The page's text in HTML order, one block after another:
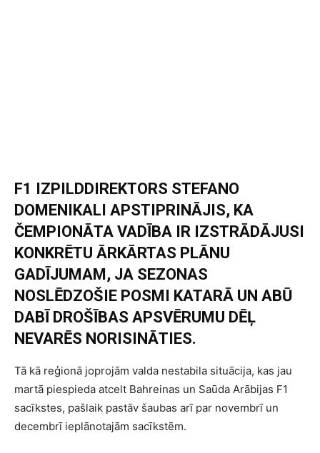
F1 IZPILDDIREKTORS STEFANO
DOMENIKALI APSTIPRINĀJIS, KA
ČEMPIONĀTA VADĪBA IR IZSTRĀDĀJUSI
KONKRĒTU ĀRKĀRTAS PLĀNU
GADĪJUMAM, JA SEZONAS
NOSLĒDZOŠIE POSMI KATARĀ UN ABŪ
DABĪ DROŠĪBAS APSVĒRUMU DĒĻ
NEVARĒS NORISINĀTIES.
Tā kā reģionā joprojām valda nestabila situācija, kas jau
martā piespieda atcelt Bahreinas un Saūda Arābijas F1
sacīkstes, pašlaik pastāv šaubas arī par novembrī un
decembrī ieplānotajām sacīkstēm.